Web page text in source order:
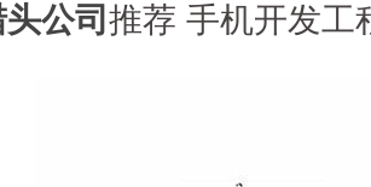
公司推荐 手机开发工